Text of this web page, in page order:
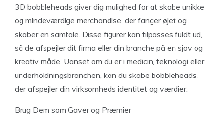
3D bobbleheads giver dig mulighed for at skabe unikke
og mindeværdige merchandise, der fanger øjet og
skaber en samtale. Disse figurer kan tilpasses fuldt ud,
så de afspejler dit firma eller din branche på en sjov og
kreativ måde. Uanset om du er i medicin, teknologi eller
underholdningsbranchen, kan du skabe bobbleheads,
der afspejler din virksomheds identitet og værdier.
Brug Dem som Gaver og Præmier